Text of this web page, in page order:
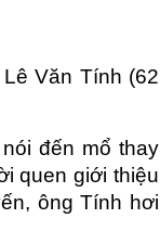
Văn Tính (62
đến mổ thay
quen giới thiệu
ông Tính hơi